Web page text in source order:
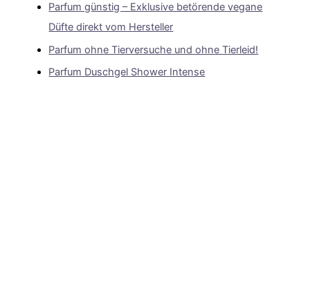
Parfum günstig – Exklusive betörende vegane
Düfte direkt vom Hersteller
Parfum ohne Tierversuche und ohne Tierleid!
Parfum Duschgel Shower Intense